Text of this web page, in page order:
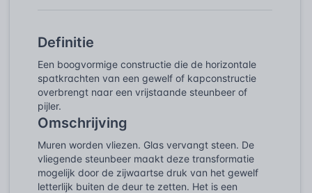
Definitie
Een boogvormige constructie die de horizontale
spatkrachten van een gewelf of kapconstructie
overbrengt naar een vrijstaande steunbeer of
pijler.
Omschrijving
Muren worden vliezen. Glas vervangt steen. De
vliegende steunbeer maakt deze transformatie
mogelijk door de zijwaartse druk van het gewelf
letterlijk buiten de deur te zetten. Het is een